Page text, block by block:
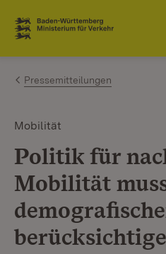
Zum Inhalt springen
Link zur Startseite
Pressemitteilungen
Mobilität
Politik für
Mobilität